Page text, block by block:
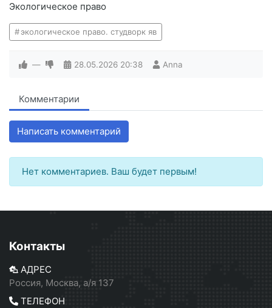
Экологическое право
экологическое право. студворк яв
— 28.05.2026 20:38 Anna
Комментарии
Написать комментарий
Нет комментариев. Ваш будет первым!
Контакты
АДРЕС
Россия, Москва, а/я 137
ТЕЛЕФОН